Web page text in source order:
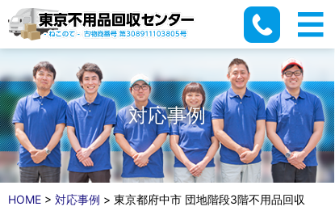
対応事例
HOME > 対応事例 > 東京都府中市 団地階段3階不用品回収